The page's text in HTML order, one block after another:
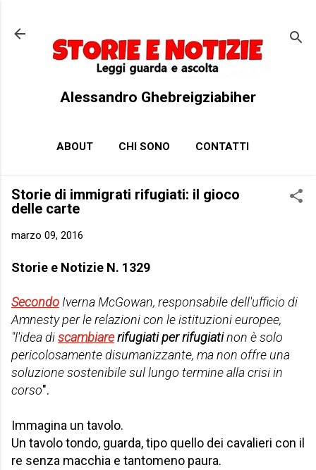
Alessandro Ghebreigziabiher
ABOUT CHI SONO CONTATTI
Storie di immigrati rifugiati: il gioco
delle carte
marzo 09, 2016
Storie e Notizie N. 1329
Secondo Iverna McGowan, responsabile dell'ufficio di
Amnesty per le relazioni con le istituzioni europee,
"l'idea discambiarerifugiatiper rifugiatinon è solo
pericolosamente disumanizzante, ma non offre una
soluzione sostenibile sul lungo termine alla crisi in
corso".
Immagina un tavolo.
Un tavolo tondo, guarda, tipo quello dei cavalieri con il
re senza macchia e tantomeno paura.